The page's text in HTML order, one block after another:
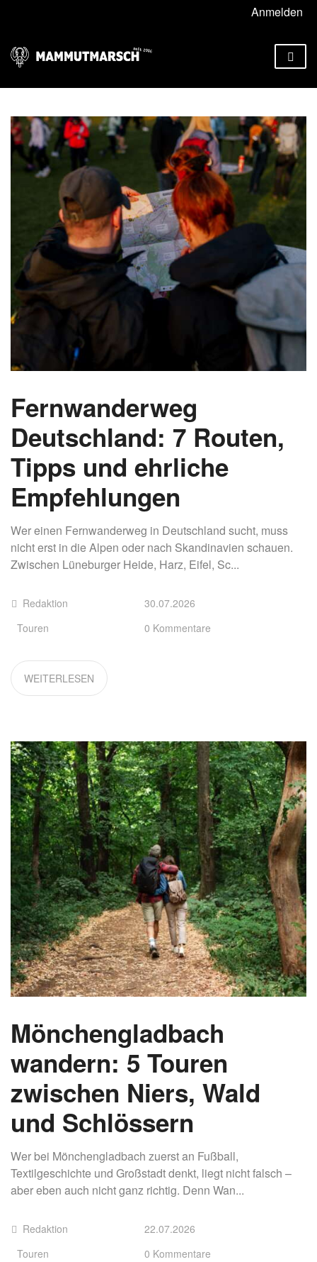
Anmelden
Fernwanderweg
Deutschland: 7 Routen,
Tipps und ehrliche
Empfehlungen
Wer einen Fernwanderweg in Deutschland sucht, muss
nicht erst in die Alpen oder nach Skandinavien schauen.
Zwischen Lüneburger Heide, Harz, Eifel, Sc...
Redaktion
Touren
30.07.2026
0 Kommentare
WEITERLESEN
Mönchengladbach
wandern: 5 Touren
zwischen Niers, Wald
und Schlössern
Wer bei Mönchengladbach zuerst an Fußball,
Textilgeschichte und Großstadt denkt, liegt nicht falsch –
aber eben auch nicht ganz richtig. Denn Wan...
Redaktion
Touren
22.07.2026
0 Kommentare